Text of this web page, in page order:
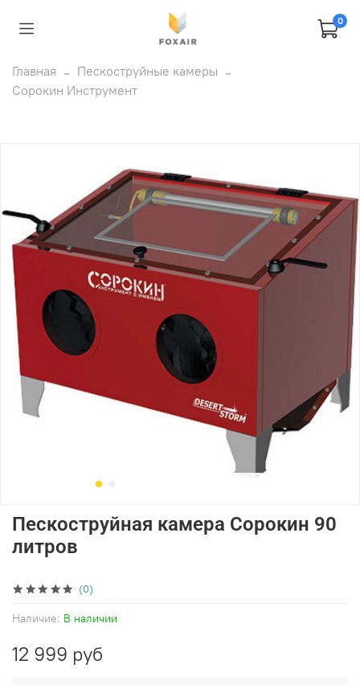
0
Главная
Пескоструйные камеры
Сорокин Инструмент
(0)
Наличие: В наличии
Пескоструйная камера Сорокин 90
литров
12 999 руб